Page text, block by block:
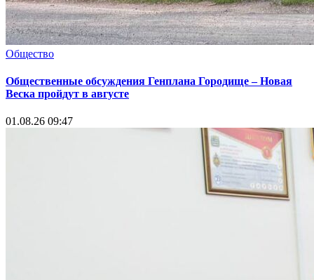
Общество
Общественные обсуждения Генплана Городище – Новая
Веска пройдут в августе
01.08.26 09:47